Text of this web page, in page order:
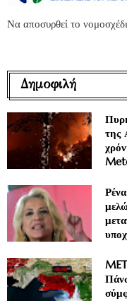
Να αποσυρθεί το
Δημοφιλή
της